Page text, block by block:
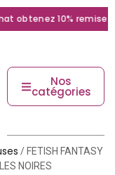
obtenez 10% remise
Nos
catégories
/ FETISH FANTASY
NOIRES